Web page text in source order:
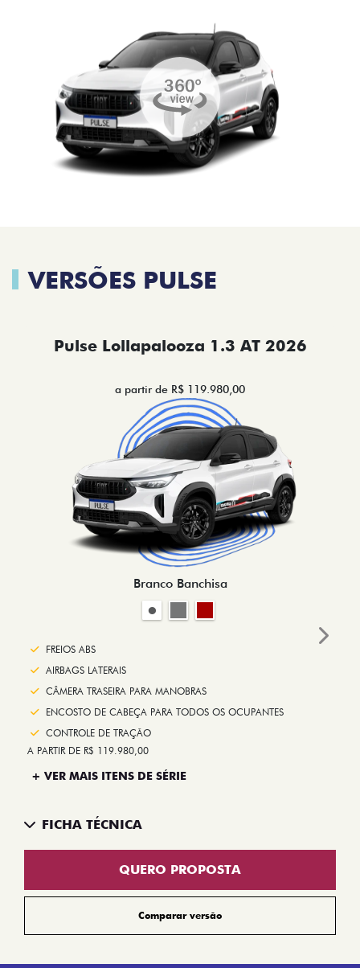
VERSÕES PULSE
Pulse Lollapalooza 1.3 AT 2026
a partir de R$ 119.980,00
Branco Banchisa
FREIOS ABS
AIRBAGS LATERAIS
CÂMERA TRASEIRA PARA MANOBRAS
ENCOSTO DE CABEÇA PARA TODOS OS OCUPANTES
CONTROLE DE TRAÇÃO
A PARTIR DE R$ 119.980,00
+ VER MAIS ITENS DE SÉRIE
FICHA TÉCNICA
QUERO PROPOSTA
Comparar versão
Next